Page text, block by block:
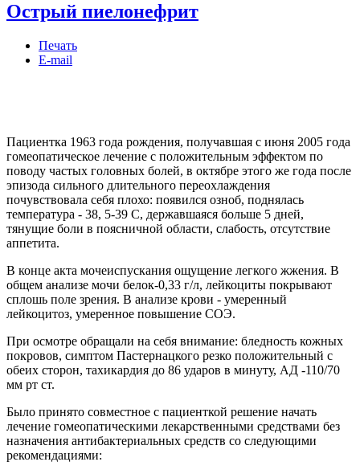
Острый пиелонефрит
Печать
E-mail
Пациентка 1963 года рождения, получавшая с июня 2005 года
гомеопатическое лечение с положительным эффектом по
поводу частых головных болей, в октябре этого же года после
эпизода сильного длительного переохлаждения
почувствовала себя плохо: появился озноб, поднялась
температура - 38, 5-39 С, державшаяся больше 5 дней,
тянущие боли в поясничной области, слабость, отсутствие
аппетита.
В конце акта мочеиспускания ощущение легкого жжения. В
общем анализе мочи белок-0,33 г/л, лейкоциты покрывают
сплошь поле зрения. В анализе крови - умеренный
лейкоцитоз, умеренное повышение СОЭ.
При осмотре обращали на себя внимание: бледность кожных
покровов, симптом Пастернацкого резко положительный с
обеих сторон, тахикардия до 86 ударов в минуту, АД -110/70
мм рт ст.
Было принято совместное с пациенткой решение начать
лечение гомеопатическими лекарственными средствами без
назначения антибактериальных средств со следующими
рекомендациями: